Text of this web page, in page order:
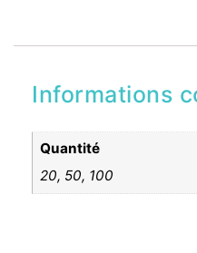
Informations
Quantité
20, 50, 100